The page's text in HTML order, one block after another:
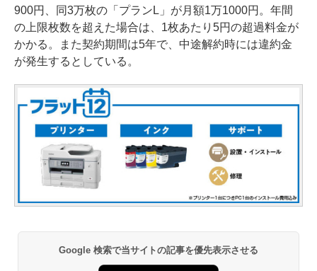
900円、同3万枚の「プランL」が月額1万1000円。年間
の上限枚数を超えた場合は、1枚あたり5円の超過料金が
かかる。また契約期間は5年で、中途解約時には違約金
が発生するとしている。
Google 検索で当サイトの記事を優先表示させる